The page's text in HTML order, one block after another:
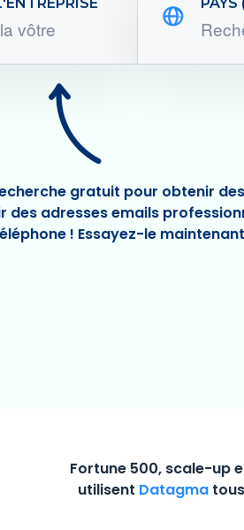
gratuit pour obtenir
adresses emails
! Essayez-le
Fortune 500, scale-up
utilisent Datagma